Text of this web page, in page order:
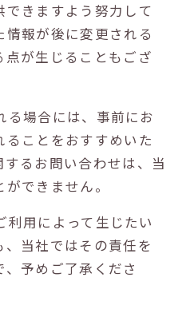
きますよう努力して
報が後に変更される
点が生じることもござ
る場合には、事前にお
ことをおすすめいた
するお問い合わせは、当
できません。
利用によって生じたい
当社ではその責任を
予めご了承くださ